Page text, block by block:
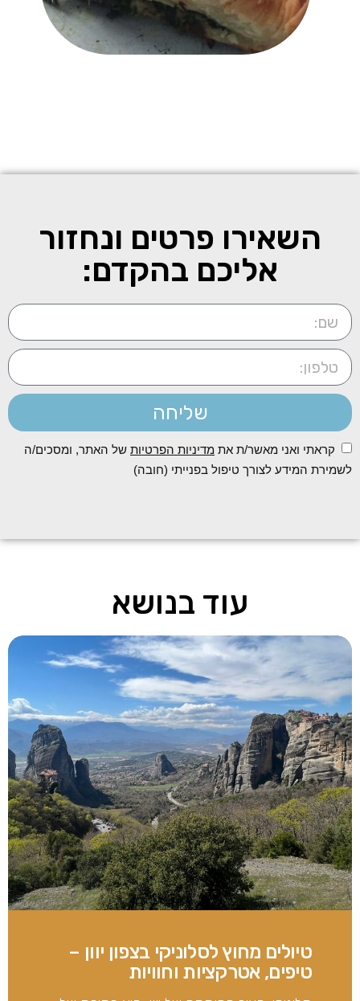
השאירו פרטים ונחזור
אליכם בהקדם:
שליחה
קראתי ואני מאשר/ת את מדיניות הפרטיות של האתר, ומסכים/ה
לשמירת המידע לצורך טיפול בפנייתי (חובה)
עוד בנושא
טיולים מחוץ לסלוניקי בצפון יוון –
טיפים, אטרקציות וחוויות